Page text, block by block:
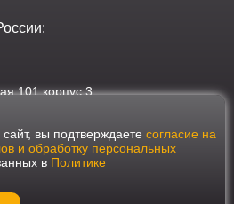
101 корпус 3
в соответствии с требованиями
2006 года №152-ФЗ "О персональных
Мебеласка возможно только при
Ваших персональных данных. Для
взаимодействия с пользователями мы
Продолжая пользоваться сайтом, вы
вы подтверждаете согласие на
и обработку персональных
в Политике